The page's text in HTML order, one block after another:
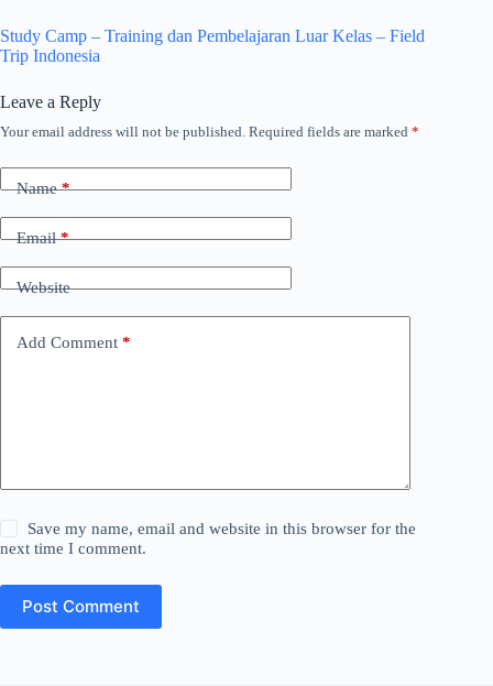
Study Camp – Training dan Pembelajaran Luar Kelas – Field
Trip Indonesia
Leave a Reply
Your email address will not be published. Required fields are marked *
Name*
Email*
Website
Add Comment *
Save my name, email and website in this browser for the
next time I comment.
Post Comment